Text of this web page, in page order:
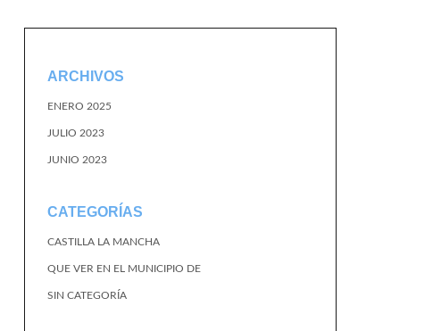
ARCHIVOS
ENERO 2025
JULIO 2023
JUNIO 2023
CATEGORÍAS
CASTILLA LA MANCHA
QUE VER EN EL MUNICIPIO DE
SIN CATEGORÍA